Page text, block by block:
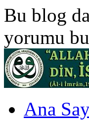
Bu blog
yorumu
Ana